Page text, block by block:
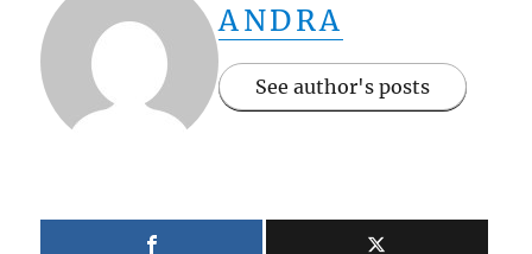
ANDRA
See author's posts